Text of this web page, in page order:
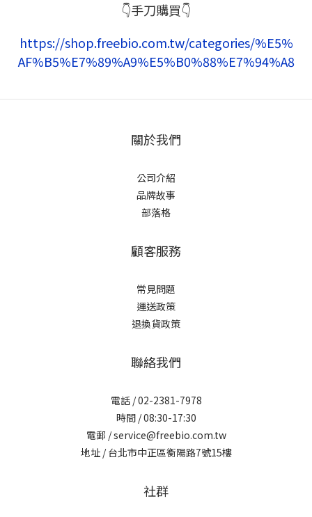
👇手刀購買👇
https://shop.freebio.com.tw/categories/%E5%
AF%B5%E7%89%A9%E5%B0%88%E7%94%A8
關於我們
公司介紹
品牌故事
部落格
顧客服務
常見問題
運送政策
退換貨政策
聯絡我們
電話 / 02-2381-7978
時間 / 08:30-17:30
電郵 / service@freebio.com.tw
地址 / 台北市中正區衡陽路7號15樓
社群